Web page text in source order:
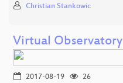
Christian Stankowic
Virtual Observatory
2017-08-19
26